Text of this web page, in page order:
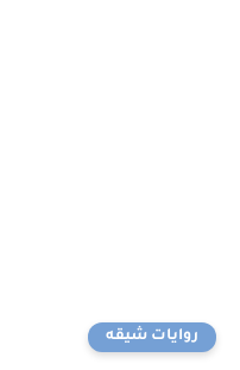
روايات شيقه